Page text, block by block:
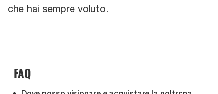
che hai sempre voluto.
FAQ